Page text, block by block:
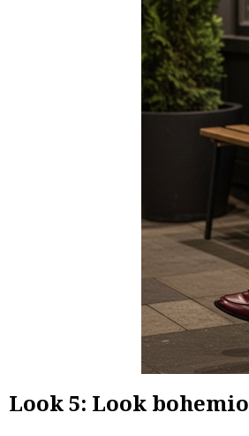
Look 5: Look bohemio